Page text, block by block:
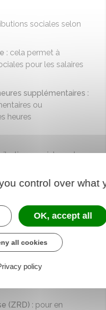
sociales selon
: cela permet à
pour les salaires
supplémentaires :
ou
heures
sociales selon
société :
un BER entre janvier
de licenciement
ou zone France
exonération, la société
(ZRD) : pour en
control over what
OK, accept all
all cookies
policy